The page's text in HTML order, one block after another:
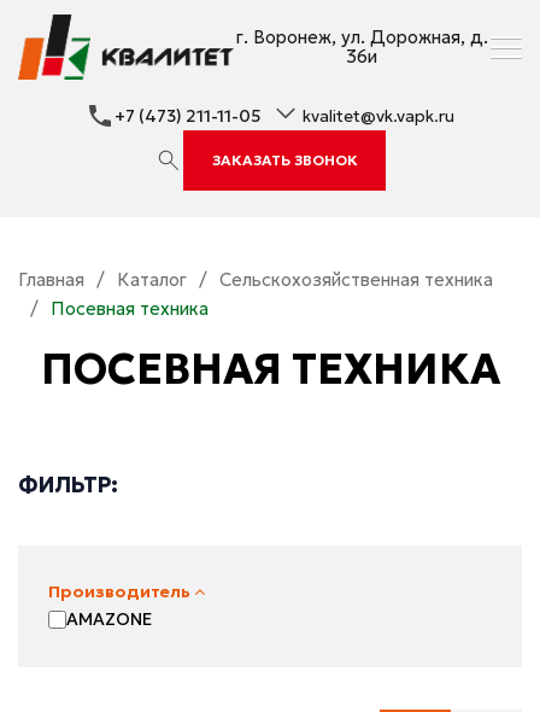
г. Воронеж, ул. Дорожная, д.
36и
+7 (473) 211-11-05 kvalitet@vk.vapk.ru
ЗАКАЗАТЬ ЗВОНОК
Главная / Каталог / Сельскохозяйственная техника
/ Посевная техника
ПОСЕВНАЯ ТЕХНИКА
ФИЛЬТР:
Производитель
AMAZONE